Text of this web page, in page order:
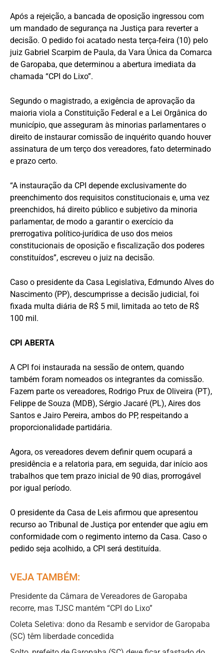
Após a rejeição, a bancada de oposição ingressou com
um mandado de segurança na Justiça para reverter a
decisão. O pedido foi acatado nesta terça-feira (10) pelo
juiz Gabriel Scarpim de Paula, da Vara Única da Comarca
de Garopaba, que determinou a abertura imediata da
chamada “CPI do Lixo”.
Segundo o magistrado, a exigência de aprovação da
maioria viola a Constituição Federal e a Lei Orgânica do
município, que asseguram às minorias parlamentares o
direito de instaurar comissão de inquérito quando houver
assinatura de um terço dos vereadores, fato determinado
e prazo certo.
“A instauração da CPI depende exclusivamente do
preenchimento dos requisitos constitucionais e, uma vez
preenchidos, há direito público e subjetivo da minoria
parlamentar, de modo a garantir o exercício da
prerrogativa político-jurídica de uso dos meios
constitucionais de oposição e fiscalização dos poderes
constituídos”, escreveu o juiz na decisão.
Caso o presidente da Casa Legislativa, Edmundo Alves do
Nascimento (PP), descumprisse a decisão judicial, foi
fixada multa diária de R$ 5 mil, limitada ao teto de R$
100 mil.
CPI ABERTA
A CPI foi instaurada na sessão de ontem, quando
também foram nomeados os integrantes da comissão.
Fazem parte os vereadores, Rodrigo Prux de Oliveira (PT),
Felippe de Souza (MDB), Sérgio Jacaré (PL), Aires dos
Santos e Jairo Pereira, ambos do PP, respeitando a
proporcionalidade partidária.
Agora, os vereadores devem definir quem ocupará a
presidência e a relatoria para, em seguida, dar início aos
trabalhos que tem prazo inicial de 90 dias, prorrogável
por igual período.
O presidente da Casa de Leis afirmou que apresentou
recurso ao Tribunal de Justiça por entender que agiu em
conformidade com o regimento interno da Casa. Caso o
pedido seja acolhido, a CPI será destituída.
VEJA TAMBÉM:
Presidente da Câmara de Vereadores de Garopaba
recorre, mas TJSC mantém “CPI do Lixo”
Coleta Seletiva: dono da Resamb e servidor de Garopaba
(SC) têm liberdade concedida